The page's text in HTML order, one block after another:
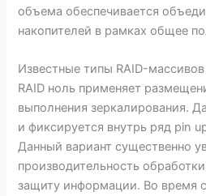
объема обеспечивается
накопителей в рамках общее
Известные типы RAID-массивов
RAID ноль применяет
выполнения зеркалирования.
и фиксируется внутрь ряд pin
Данный вариант существенно
производительность
защиту информации. Во время